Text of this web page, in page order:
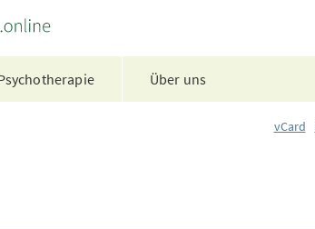
Über uns
vCard